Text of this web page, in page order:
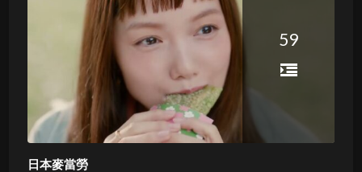
59
日本麥當勞